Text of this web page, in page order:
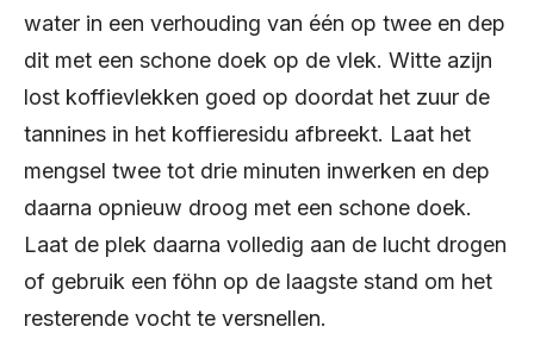
water in een verhouding van één op twee en dep
dit met een schone doek op de vlek. Witte azijn
lost koffievlekken goed op doordat het zuur de
tannines in het koffieresidu afbreekt. Laat het
mengsel twee tot drie minuten inwerken en dep
daarna opnieuw droog met een schone doek.
Laat de plek daarna volledig aan de lucht drogen
of gebruik een föhn op de laagste stand om het
resterende vocht te versnellen.